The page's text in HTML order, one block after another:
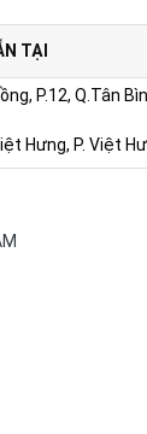
TẠI
P.12, Q.Tân
Hưng, P. Việt